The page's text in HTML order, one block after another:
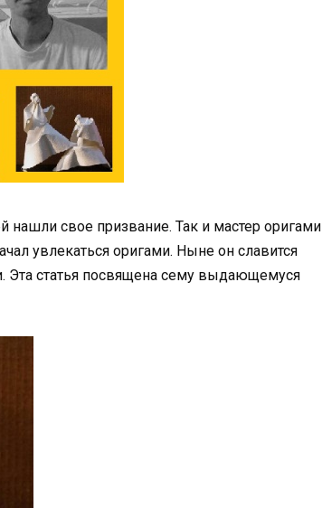
свое призвание. Так и мастер оригами
увлекаться оригами. Ныне он славится
Эта статья посвящена сему выдающемуся